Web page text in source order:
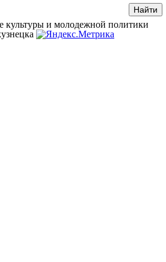
культуры и молодежной политики